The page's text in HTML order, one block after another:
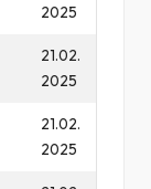
2025
21.02.
2025
21.02.
2025